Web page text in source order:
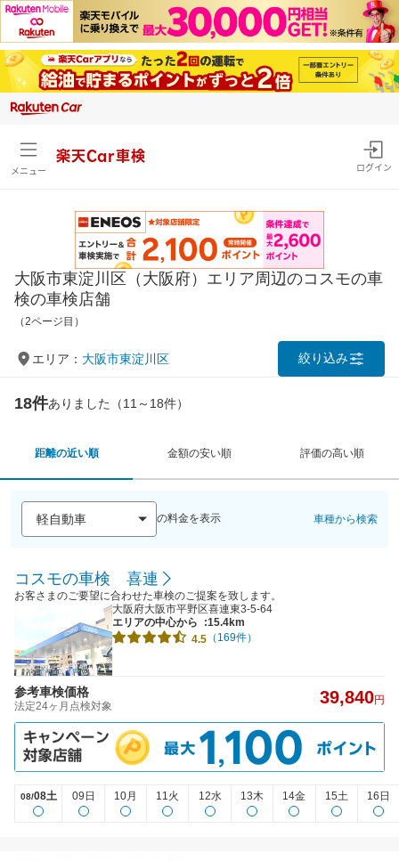
メニュー
楽天Car車検
ログイン
大阪市東淀川区（大阪府）エリア周辺のコスモの車
検の車検店舗
（2ページ目）
エリア： 大阪市東淀川区 絞り込み
18件ありました（11～18件）
距離の近い順 金額の安い順 評価の高い順
の料金を表示 車種から検索
コスモの車検 喜連
お客さまのご要望に合わせた車検のご提案を致します。
大阪府大阪市平野区喜連東3-5-64
エリアの中心から
:15.4km
4.5 （169件）
参考車検価格
法定24ヶ月点検対象 39,840円
08/08土 09日 10月 11火 12水 13木 14金 15土 16日